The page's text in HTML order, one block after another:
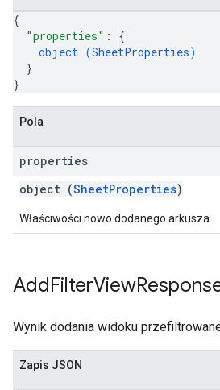
{
"properties" : {
object (SheetProperties)
}
}
Pola
properties
object (SheetProperties)
Właściwości nowo dodanego arkusza.
AddFilterView
Wynik dodania widoku
Zapis JSON